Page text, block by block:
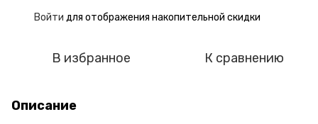
Войти для отображения накопительной скидки
В избранное К сравнению
Описание